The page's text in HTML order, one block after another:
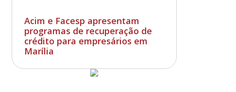
Acim e Facesp apresentam
programas de recuperação de
crédito para empresários em
Marília